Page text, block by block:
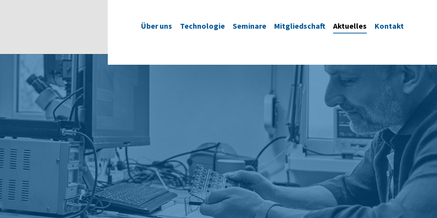
Über uns Technologie Seminare Mitgliedschaft Aktuelles Kontakt